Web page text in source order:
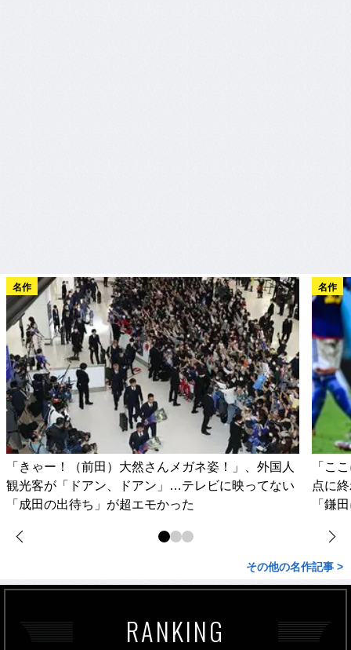
名作
「きゃー！（前田）大然さんメガネ姿！」、外国人
観光客が「ドアン、ドアン」…テレビに映ってない
「成田の出待ち」が超エモかった
名作
「こ
点に
「鎌
その他の名作記事 >
RANKING